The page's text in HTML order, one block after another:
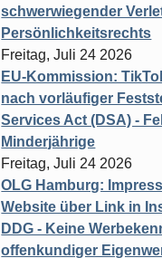
schwerwiegender
Persönlichkeitsrechts
Freitag, Juli 24 2026
EU-Kommission:
nach vorläufiger
Services Act (DSA) -
Minderjährige
Freitag, Juli 24 2026
OLG Hamburg:
Website über Link in
DDG - Keine
offenkundiger